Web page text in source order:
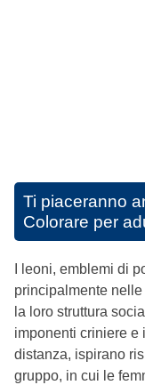
Ti piaceranno
Colorare per
I leoni, emblemi di
principalmente
la loro struttura
imponenti criniere e
distanza, ispirano
gruppo, in cui le